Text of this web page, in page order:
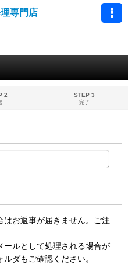
専門店
2
STEP 3
完了
はお返事が届きません。ご注
ールとして処理される場合が
ダもご確認ください。